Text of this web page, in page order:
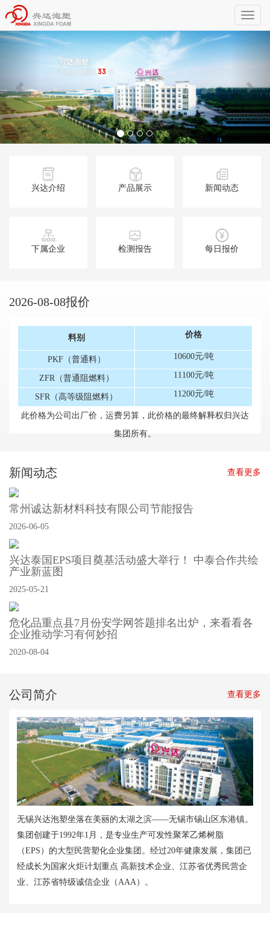
Toggle
兴达介绍 产品展示 新闻动态
下属企业 检测报告 每日报价
2026-08-08报价
料别 价格
PKF（普通料） 10600元/吨
ZFR（普通阻燃料） 11100元/吨
SFR（高等级阻燃料） 11200元/吨
此价格为公司出厂价，运费另算，此价格的最终解释权归兴达
集团所有。
新闻动态 查看更多
常州诚达新材料科技有限公司节能报告
2026-06-05
兴达泰国EPS项目奠基活动盛大举行！ 中泰合作共绘
产业新蓝图
2025-05-21
危化品重点县7月份安学网答题排名出炉，来看看各
企业推动学习有何妙招
2020-08-04
公司简介 查看更多
无锡兴达泡塑坐落在美丽的太湖之滨——无锡市锡山区东港镇。
集团创建于1992年1月，是专业生产可发性聚苯乙烯树脂
（EPS）的大型民营塑化企业集团。经过20年健康发展，集团已
经成长为国家火炬计划重点 高新技术企业、江苏省优秀民营企
业、江苏省特级诚信企业（AAA）。